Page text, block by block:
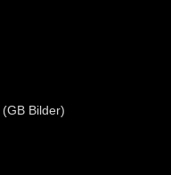
(GB Bilder)